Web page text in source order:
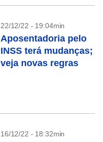
22/12/22 - 19:04min
Aposentadoria pelo
INSS terá mudanças;
veja novas regras
16/12/22 - 18:32min